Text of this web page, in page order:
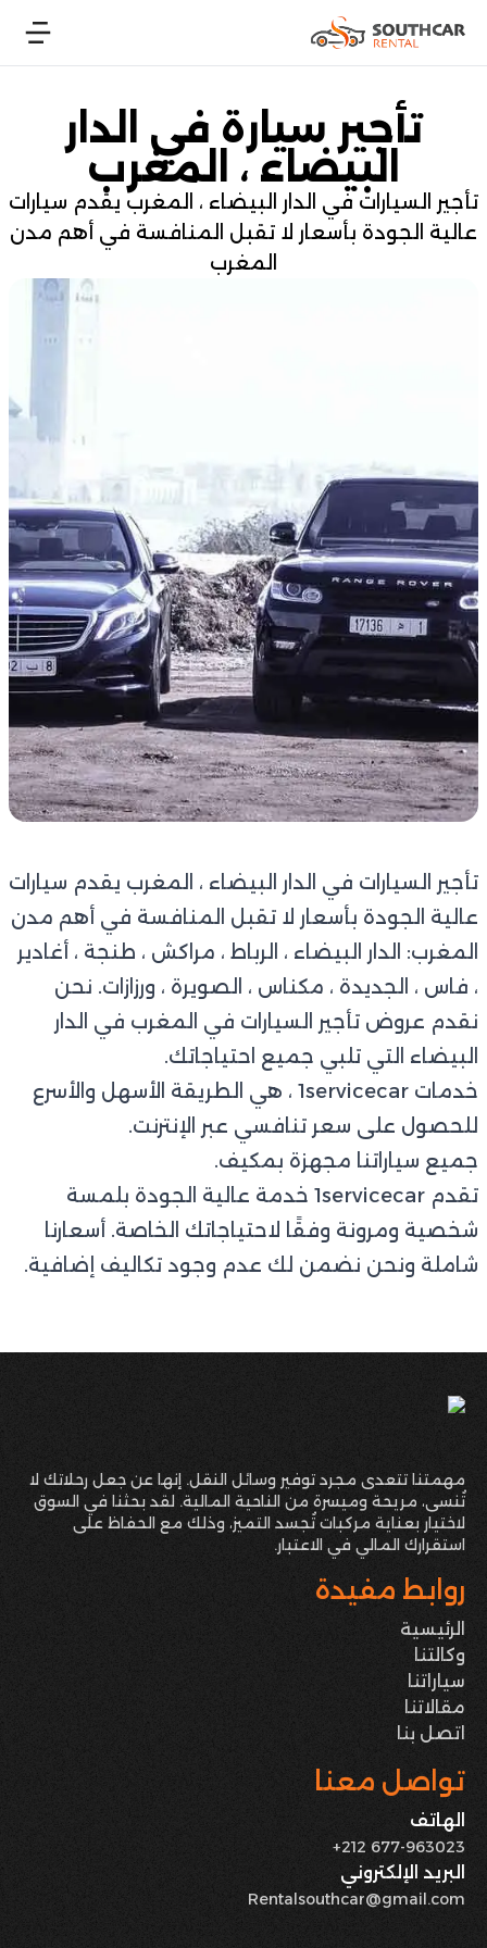
تأجير سيارة في الدار
البيضاء ، المغرب
تأجير السيارات في الدار البيضاء ، المغرب يقدم سيارات
عالية الجودة بأسعار لا تقبل المنافسة في أهم مدن
المغرب
تأجير السيارات في الدار البيضاء ، المغرب يقدم سيارات
عالية الجودة بأسعار لا تقبل المنافسة في أهم مدن
المغرب: الدار البيضاء ، الرباط ، مراكش ، طنجة ، أغادير
، فاس ، الجديدة ، مكناس ، الصويرة ، ورزازات. نحن
نقدم عروض تأجير السيارات في المغرب في الدار
البيضاء التي تلبي جميع احتياجاتك.
خدمات 1servicecar ، هي الطريقة الأسهل والأسرع
للحصول على سعر تنافسي عبر الإنترنت.
جميع سياراتنا مجهزة بمكيف.
تقدم 1servicecar خدمة عالية الجودة بلمسة
شخصية ومرونة وفقًا لاحتياجاتك الخاصة. أسعارنا
شاملة ونحن نضمن لك عدم وجود تكاليف إضافية.
مهمتنا تتعدى مجرد توفير وسائل النقل. إنها عن جعل رحلاتك لا
تُنسى، مريحة وميسرة من الناحية المالية. لقد بحثنا في السوق
لاختيار بعناية مركبات تُجسد التميز، وذلك مع الحفاظ على
استقرارك المالي في الاعتبار.
روابط مفيدة
الرئيسية
وكالتنا
سياراتنا
مقالاتنا
اتصل بنا
تواصل معنا
الهاتف
+212 677-963023
البريد الإلكتروني
Rentalsouthcar@gmail.com